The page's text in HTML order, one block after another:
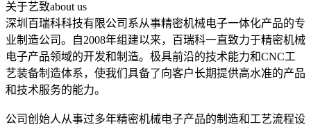
关于艺致about us
深圳百瑞科科技有限公司系从事精密机械电子一体化产品的专
业制造公司。自2008年组建以来，百瑞科一直致力于精密机械
电子产品领域的开发和制造。极具前沿的技术能力和CNC工
艺装备制造体系，使我们具备了向客户长期提供高水准的产品
和技术服务的能力。
公司创始人从事过多年精密机械电子产品的制造和工艺流程设